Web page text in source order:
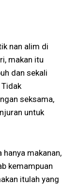
nan alim di
makan itu
dan sekali
seksama,
untuk
hanya makanan,
kemampuan
itulah yang